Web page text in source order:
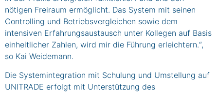
nötigen Freiraum ermöglicht. Das System mit seinen
Controlling und Betriebsvergleichen sowie dem
intensiven Erfahrungsaustausch unter Kollegen auf Basis
einheitlicher Zahlen, wird mir die Führung erleichtern.“,
so Kai Weidemann.
Die Systemintegration mit Schulung und Umstellung auf
UNITRADE erfolgt mit Unterstützung des